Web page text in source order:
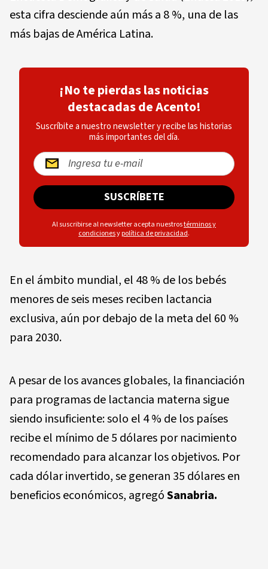
esta cifra desciende aún más a 8 %, una de las
más bajas de América Latina.
¡No te pierdas las noticias
destacadas de Acento!
Suscríbite a nuestro newsletter y recibe las historias
más importantes del día.
SUSCRÍBETE
Al suscribirse al newsletter acepta nuestrostérminos y
condicionesypolítica de privacidad.
En el ámbito mundial, el 48 % de los bebés
menores de seis meses reciben lactancia
exclusiva, aún por debajo de la meta del 60 %
para 2030.
A pesar de los avances globales, la financiación
para programas de lactancia materna sigue
siendo insuficiente: solo el 4 % de los países
recibe el mínimo de 5 dólares por nacimiento
recomendado para alcanzar los objetivos. Por
cada dólar invertido, se generan 35 dólares en
beneficios económicos, agregóSanabria.